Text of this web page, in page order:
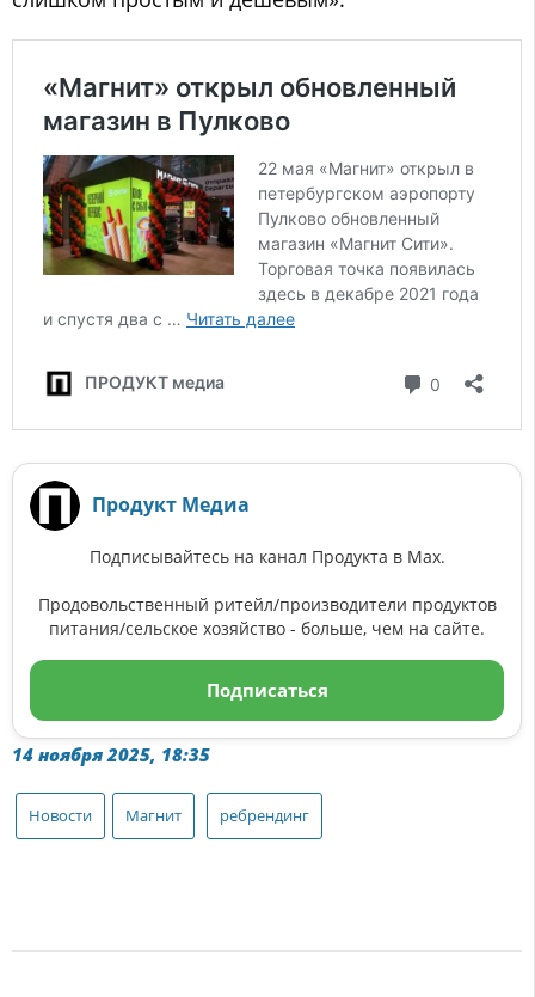
Продукт Медиа
Подписывайтесь на канал Продукта в Max.
Продовольственный ритейл/производители продуктов
питания/сельское хозяйство - больше, чем на сайте.
Подписаться
14 ноября 2025, 18:35
Новости Магнит ребрендинг